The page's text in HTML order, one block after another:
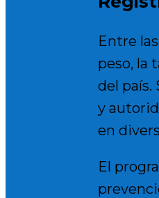
Entre
peso, la
del país.
y
en
El